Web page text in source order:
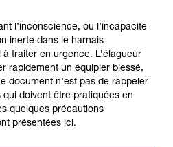
l’inconscience, ou l’incapacité
inerte dans le harnais
traiter en urgence. L’élagueur
rapidement un équipier blessé,
document n’est pas de rappeler
doivent être pratiquées en
quelques précautions
présentées ici.